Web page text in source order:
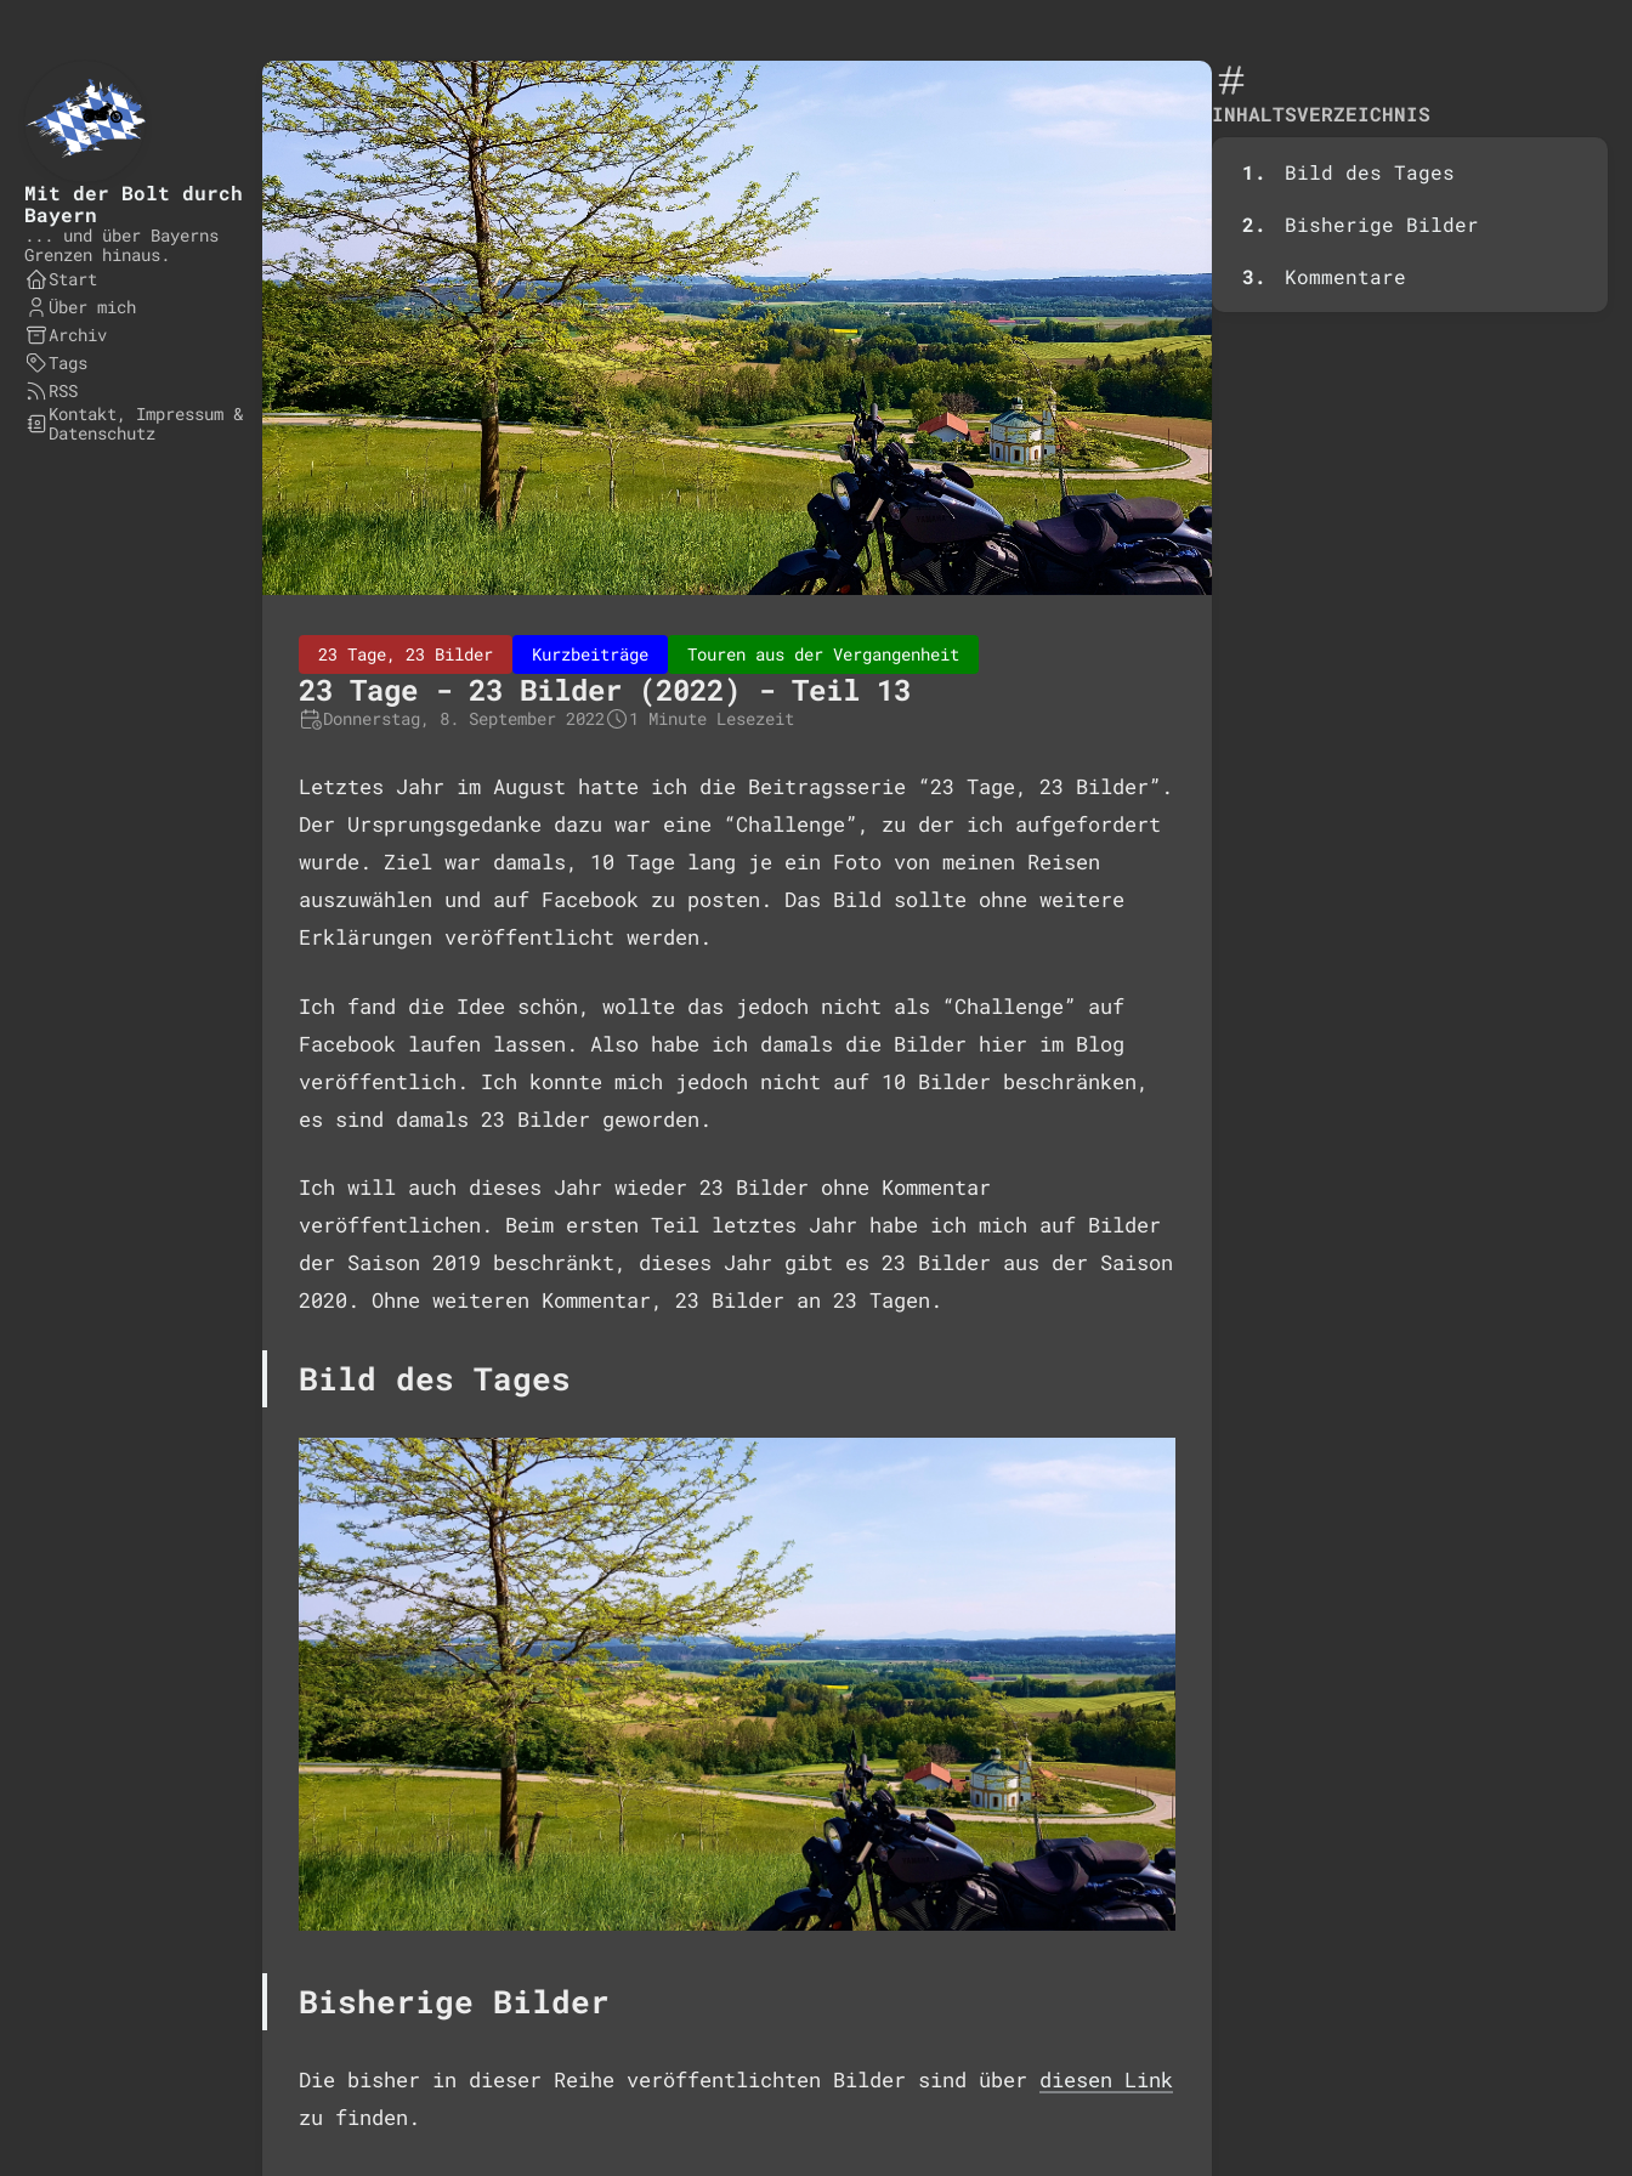
Mit der Bolt durch
Bayern
... und über Bayerns
Grenzen hinaus.
Start
Über mich
Archiv
Tags
RSS
Kontakt, Impressum &
Datenschutz
INHALTSVERZEICHNIS
Bild des Tages
Bisherige Bilder
Kommentare
23 Tage, 23 Bilder Kurzbeiträge Touren aus der Vergangenheit
23 Tage - 23 Bilder (2022) - Teil 13
Donnerstag, 8. September 2022 1 Minute Lesezeit
Letztes Jahr im August hatte ich die Beitragsserie “23 Tage, 23 Bilder”.
Der Ursprungsgedanke dazu war eine “Challenge”, zu der ich aufgefordert
wurde. Ziel war damals, 10 Tage lang je ein Foto von meinen Reisen
auszuwählen und auf Facebook zu posten. Das Bild sollte ohne weitere
Erklärungen veröffentlicht werden.
Ich fand die Idee schön, wollte das jedoch nicht als “Challenge” auf
Facebook laufen lassen. Also habe ich damals die Bilder hier im Blog
veröffentlich. Ich konnte mich jedoch nicht auf 10 Bilder beschränken,
es sind damals 23 Bilder geworden.
Ich will auch dieses Jahr wieder 23 Bilder ohne Kommentar
veröffentlichen. Beim ersten Teil letztes Jahr habe ich mich auf Bilder
der Saison 2019 beschränkt, dieses Jahr gibt es 23 Bilder aus der Saison
2020. Ohne weiteren Kommentar, 23 Bilder an 23 Tagen.
Bild des Tages
Bisherige Bilder
Die bisher in dieser Reihe veröffentlichten Bilder sind über diesen Link
zu finden.